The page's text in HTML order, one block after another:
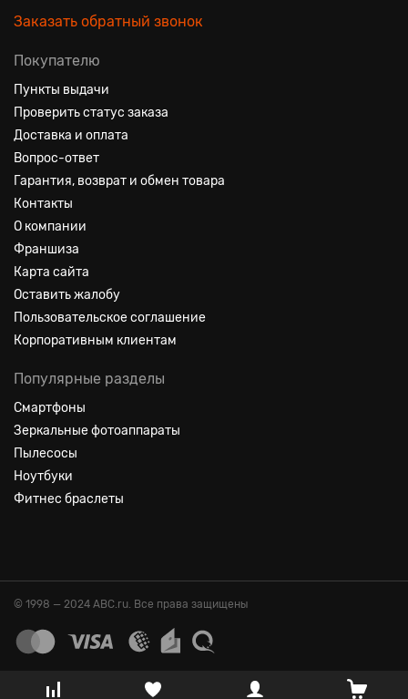
Заказать обратный звонок
Покупателю
Пункты выдачи
Проверить статус заказа
Доставка и оплата
Вопрос-ответ
Гарантия, возврат и обмен товара
Контакты
О компании
Франшиза
Карта сайта
Оставить жалобу
Пользовательское соглашение
Корпоративным клиентам
Популярные разделы
Смартфоны
Зеркальные фотоаппараты
Пылесосы
Ноутбуки
Фитнес браслеты
© 1998 — 2024 ABC.ru. Все права защищены